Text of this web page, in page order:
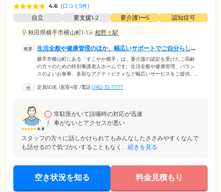
4.6 (口コミ5件)
自立 要支援1•2 要介護1〜5
認知症可
秋田県横手市横山町1-1
相野々駅
生活全般や健康管理のほか、幅広いサポートでご自分らしい
毎日を支援します
横手市横山町にある「すこやか横手」は、要介護の認定を受けたご高齢
の方々のための特別養護老人ホームです。生活全般や健康管理、バラン
スのよいお食事、多彩なアクティビティなど幅広いサービスをご提供。
らしい」毎日を支援します。館内は安全と快適性にこだわったオールバ
は、見渡す限りの青い空と豊かな田園風景が広がる、のんびりとした立
地。季節ごとに草木や花々はに表情を変え、四季を身近に感じていただ
けます。
定員50名 /居室4室 /電話0182-33-7777
4.8
常駐医がいて誤嚥時の対応が迅速
車がないとアクセスが悪い
スタッフの方々に話しかけられてもみんなしたささみやすくなんで
も話せるので気づかいすることもなく... 続きを見る
空き状況を知る 料金見積もり